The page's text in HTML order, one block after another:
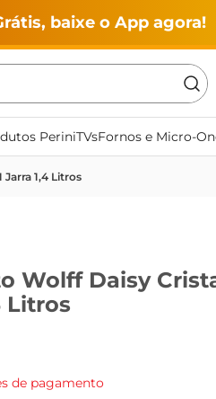
baixe o App agora!
PeriniTVsFornos e Micro-
1,4 Litros
Wolff Daisy
Litros
de pagamento